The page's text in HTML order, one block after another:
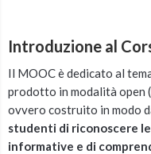
Introduzione al
Il MOOC è dedicato al
prodotto in modalità open
ovvero costruito in modo
studenti di riconoscere
informative e di